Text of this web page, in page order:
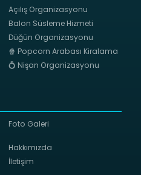
Açılış Organizasyonu
Balon Süsleme Hizmeti
Düğün Organizasyonu
🍿 Popcorn Arabası Kiralama
💍 Nişan Organizasyonu
Foto Galeri
Hakkımızda
İletişim